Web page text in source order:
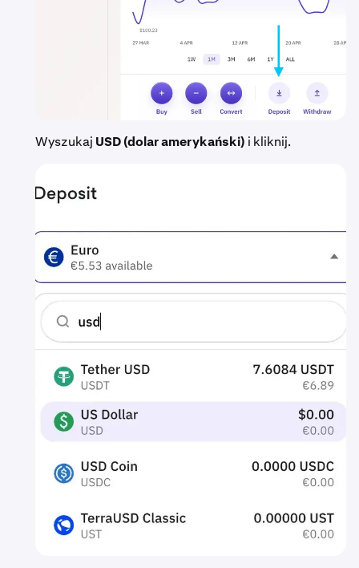
Wyszukaj USD (dolar amerykański) i kliknij.